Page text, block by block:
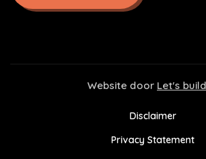
Website door Let's
Disclaimer
Privacy Statement